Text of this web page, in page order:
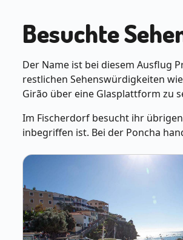
Besuchte
Der Name ist bei diesem Ausflug
restlichen Sehenswürdigkeiten
Girão über eine Glasplattform zu
Im Fischerdorf besucht ihr
inbegriffen ist. Bei der Poncha